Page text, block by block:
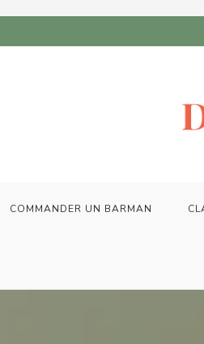
COMMANDER UN BARMAN